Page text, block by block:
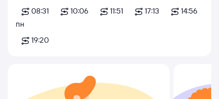
08:31
10:06 11:51 17:13
14:56
пн
19:20